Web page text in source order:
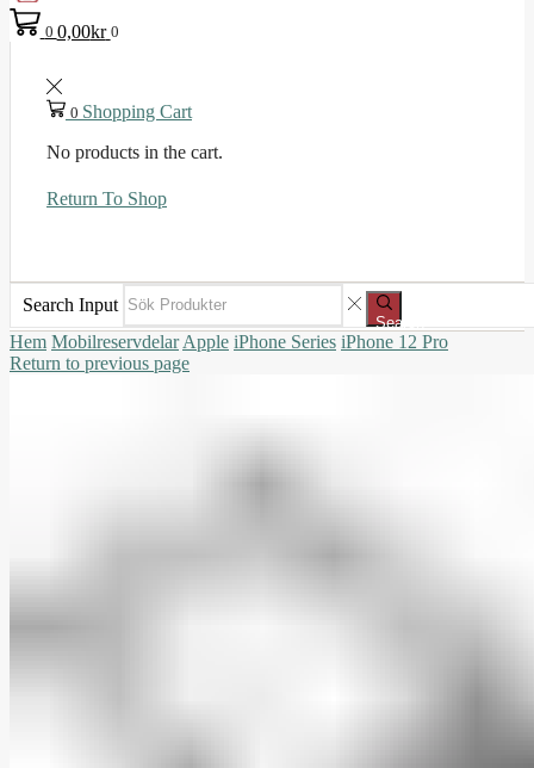
0 0,00kr 0
0 Shopping Cart
No products in the cart.
Return To Shop
Search Input
Search
Hem Mobilreservdelar Apple iPhone Series iPhone 12 Pro
Return to previous page